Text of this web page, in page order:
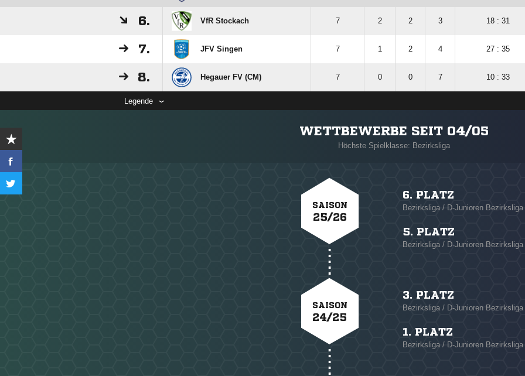
6. VfR Stockach 7 2 2 3 18 : 31
7. JFV Singen 7 1 2 4 27 : 35
8. Hegauer FV (CM) 7 0 0 7 10 : 33
Legende
WETTBEWERBE SEIT 04/05
Höchste Spielklasse: Bezirksliga
SAISON
25/26
6. PLATZ
Bezirksliga / D-Junioren
5. PLATZ
Bezirksliga / D-Junioren Bezirksliga
SAISON
24/25
3. PLATZ
Bezirksliga / D-Junioren
1. PLATZ
Bezirksliga / D-Junioren Bezirksliga